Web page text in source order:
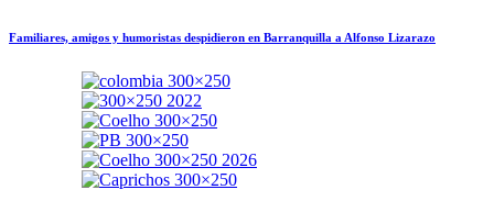
Familiares, amigos y humoristas despidieron en Barranquilla a Alfonso Lizarazo